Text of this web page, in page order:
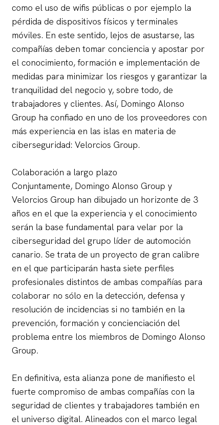
como el uso de wifis públicas o por ejemplo la
pérdida de dispositivos físicos y terminales
móviles. En este sentido, lejos de asustarse, las
compañías deben tomar conciencia y apostar por
el conocimiento, formación e implementación de
medidas para minimizar los riesgos y garantizar la
tranquilidad del negocio y, sobre todo, de
trabajadores y clientes. Así, Domingo Alonso
Group ha confiado en uno de los proveedores con
más experiencia en las islas en materia de
ciberseguridad: Velorcios Group.
Colaboración a largo plazo
Conjuntamente, Domingo Alonso Group y
Velorcios Group han dibujado un horizonte de 3
años en el que la experiencia y el conocimiento
serán la base fundamental para velar por la
ciberseguridad del grupo líder de automoción
canario. Se trata de un proyecto de gran calibre
en el que participarán hasta siete perfiles
profesionales distintos de ambas compañías para
colaborar no sólo en la detección, defensa y
resolución de incidencias si no también en la
prevención, formación y concienciación del
problema entre los miembros de Domingo Alonso
Group.
En definitiva, esta alianza pone de manifiesto el
fuerte compromiso de ambas compañías con la
seguridad de clientes y trabajadores también en
el universo digital. Alineados con el marco legal